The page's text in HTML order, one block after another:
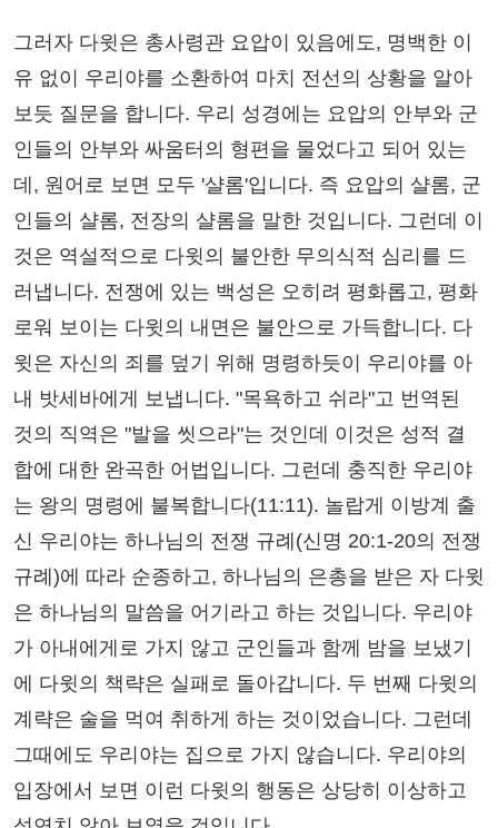
그러자 다윗은 총사령관 요압이 있음에도, 명백한 이
유 없이 우리야를 소환하여 마치 전선의 상황을 알아
보듯 질문을 합니다. 우리 성경에는 요압의 안부와 군
인들의 안부와 싸움터의 형편을 물었다고 되어 있는
데, 원어로 보면 모두 '샬롬'입니다. 즉 요압의 샬롬, 군
인들의 샬롬, 전장의 샬롬을 말한 것입니다. 그런데 이
것은 역설적으로 다윗의 불안한 무의식적 심리를 드
러냅니다. 전쟁에 있는 백성은 오히려 평화롭고, 평화
로워 보이는 다윗의 내면은 불안으로 가득합니다. 다
윗은 자신의 죄를 덮기 위해 명령하듯이 우리야를 아
내 밧세바에게 보냅니다. "목욕하고 쉬라"고 번역된
것의 직역은 "발을 씻으라"는 것인데 이것은 성적 결
합에 대한 완곡한 어법입니다. 그런데 충직한 우리야
는 왕의 명령에 불복합니다(11:11). 놀랍게 이방계 출
신 우리야는 하나님의 전쟁 규례(신명 20:1-20의 전쟁
규례)에 따라 순종하고, 하나님의 은총을 받은 자 다윗
은 하나님의 말씀을 어기라고 하는 것입니다. 우리야
가 아내에게로 가지 않고 군인들과 함께 밤을 보냈기
에 다윗의 책략은 실패로 돌아갑니다. 두 번째 다윗의
계략은 술을 먹여 취하게 하는 것이었습니다. 그런데
그때에도 우리야는 집으로 가지 않습니다. 우리야의
입장에서 보면 이런 다윗의 행동은 상당히 이상하고